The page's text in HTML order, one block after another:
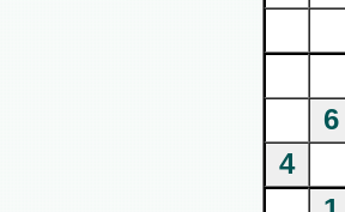
6
4